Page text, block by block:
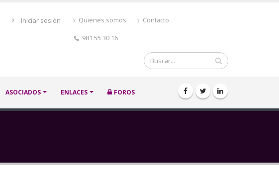
MenúIniciar sesión Quienes somos Contacto
981 55 30 16
Buscar
ASOCIADOS ENLACES FOROS